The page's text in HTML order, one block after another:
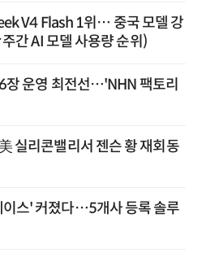
V4 Flash 1위… 중국 모델 강
간 AI 모델 사용량 순위)
장 운영 최전선…'NHN 팩토리
실리콘밸리서 젠슨 황 재회동
이스' 커졌다…5개사 등록 솔루